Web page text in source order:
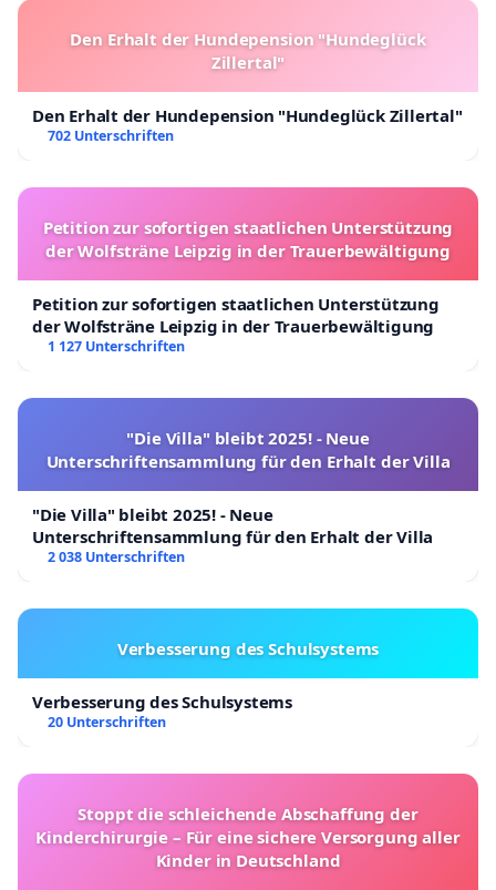
Den Erhalt der Hundepension "Hundeglück
Zillertal"
Den Erhalt der Hundepension "Hundeglück Zillertal"
702 Unterschriften
Petition zur sofortigen staatlichen Unterstützung
der Wolfsträne Leipzig in der Trauerbewältigung
Petition zur sofortigen staatlichen Unterstützung
der Wolfsträne Leipzig in der Trauerbewältigung
1 127 Unterschriften
"Die Villa" bleibt 2025! - Neue
Unterschriftensammlung für den Erhalt der Villa
"Die Villa" bleibt 2025! - Neue
Unterschriftensammlung für den Erhalt der Villa
2 038 Unterschriften
Verbesserung des Schulsystems
Verbesserung des Schulsystems
20 Unterschriften
Stoppt die schleichende Abschaffung der
Kinderchirurgie – Für eine sichere Versorgung aller
Kinder in Deutschland